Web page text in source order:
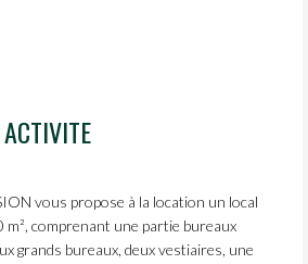
vous propose à la location un local
m², comprenant une partie bureaux
grands bureaux, deux vestiaires, une